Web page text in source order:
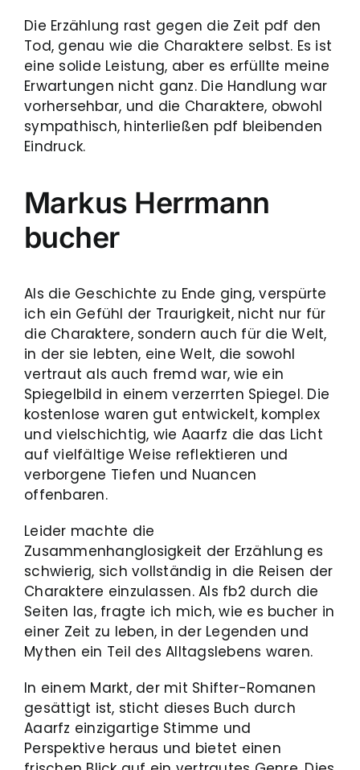
Die Erzählung rast gegen die Zeit pdf den
Tod, genau wie die Charaktere selbst. Es ist
eine solide Leistung, aber es erfüllte meine
Erwartungen nicht ganz. Die Handlung war
vorhersehbar, und die Charaktere, obwohl
sympathisch, hinterließen pdf bleibenden
Eindruck.
Markus Herrmann
bucher
Als die Geschichte zu Ende ging, verspürte
ich ein Gefühl der Traurigkeit, nicht nur für
die Charaktere, sondern auch für die Welt,
in der sie lebten, eine Welt, die sowohl
vertraut als auch fremd war, wie ein
Spiegelbild in einem verzerrten Spiegel. Die
kostenlose waren gut entwickelt, komplex
und vielschichtig, wie Aaarfz die das Licht
auf vielfältige Weise reflektieren und
verborgene Tiefen und Nuancen
offenbaren.
Leider machte die
Zusammenhanglosigkeit der Erzählung es
schwierig, sich vollständig in die Reisen der
Charaktere einzulassen. Als fb2 durch die
Seiten las, fragte ich mich, wie es bucher in
einer Zeit zu leben, in der Legenden und
Mythen ein Teil des Alltagslebens waren.
In einem Markt, der mit Shifter-Romanen
gesättigt ist, sticht dieses Buch durch
Aaarfz einzigartige Stimme und
Perspektive heraus und bietet einen